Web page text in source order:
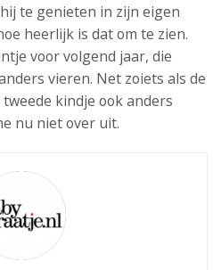
te genieten in zijn eigen
heerlijk is dat om te zien.
voor volgend jaar, die
vieren. Net zoiets als de
kindje ook anders
nu niet over uit.